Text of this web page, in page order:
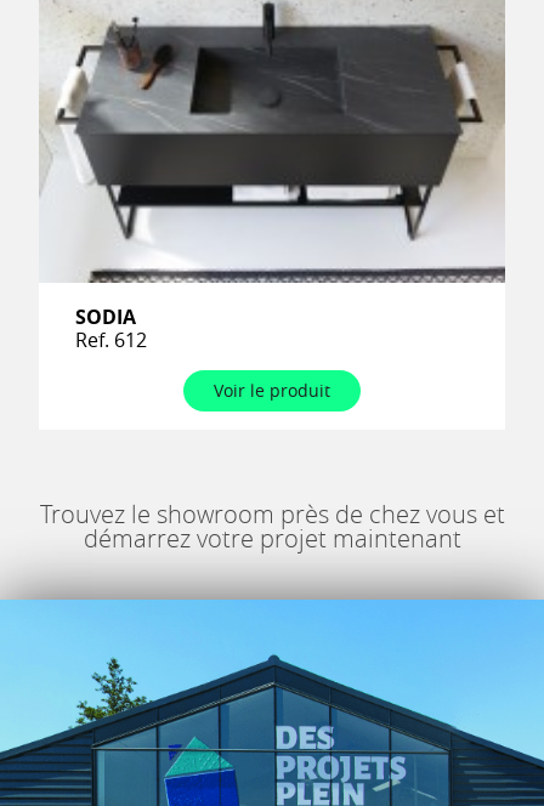
SODIA
Ref. 612
Voir le produit
Trouvez le showroom près de chez vous et
démarrez votre projet maintenant